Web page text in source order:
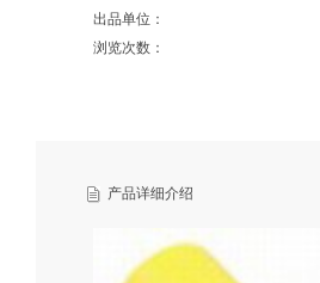
出品单位：
浏览次数：
产品详细介绍